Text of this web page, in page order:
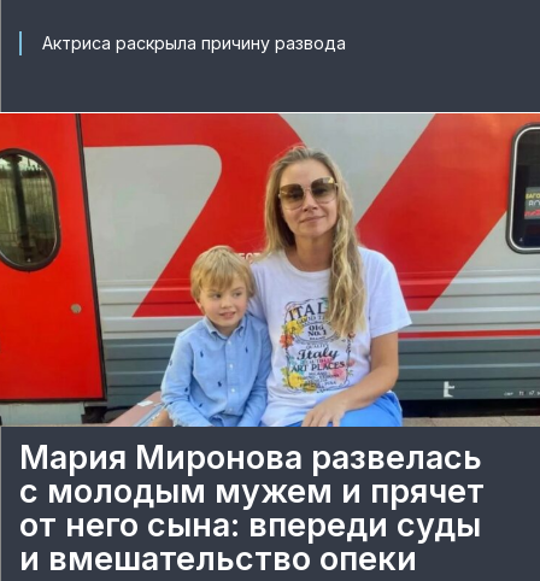
Актриса раскрыла причину развода
Мария Миронова развелась
с молодым мужем и прячет
от него сына: впереди суды
и вмешательство опеки